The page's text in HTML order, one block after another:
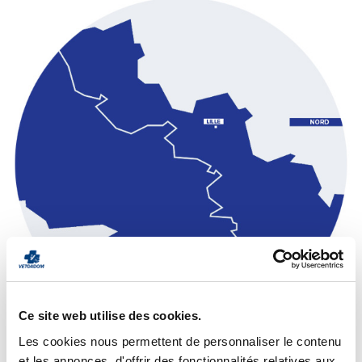
Ce site web utilise des cookies.
Les cookies nous permettent de personnaliser le contenu